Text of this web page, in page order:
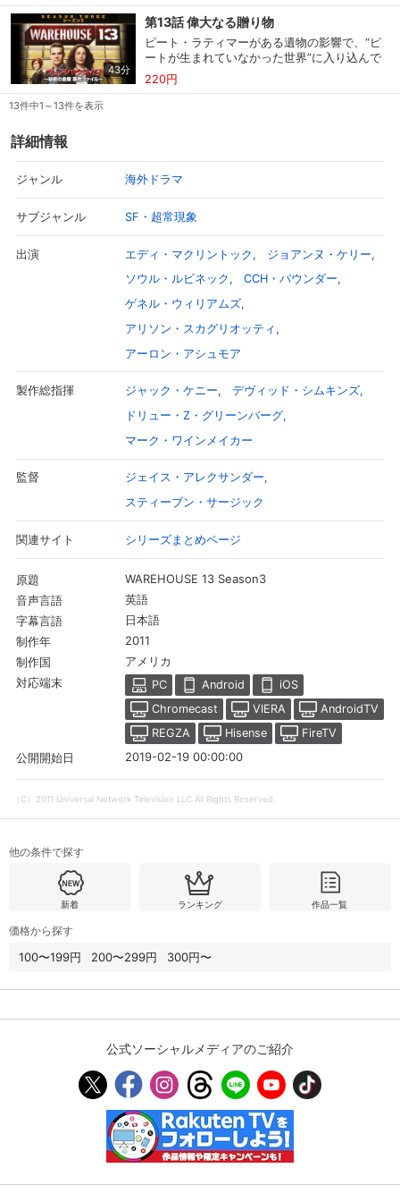
視聴デバイス一覧
スマホなどでRakuten TVを視聴する際のデ
バイス連携の設定ができます。
パスコード設定
視聴年齢制限の変更時にパスコード入力が
メルマガ
定額見放題解約
定額見放題コンテンツの解約はこちらから
可能です。
何も心配ないと言うが…。スティーブはバーで
落ち込んでいる。クレジットカードの支払いを
拒否されて、酒代も払えないのだ。そんなステ
ィーブに接近するマーカス・ダイアモンド。仲
間に加わらないかと誘いをかける。弱気になっ
43分
第13話 偉大なる贈り物
ピート・ラティマーがある遺物の影響で、“ピ
ートが生まれていなかった世界”に入り込んで
しまう。過去に葬ったはずの宿敵を退治し、皆
の人生を元に戻すには？“第13倉庫”の仲間を探
を手本にしたクリスマス特別編。
220円
13件中1～13件を表示
詳細情報
ジャンル 海外ドラマ
サブジャンル SF・超常現象
出演 エディ・マクリントック
ジョアンヌ・ケリー
ソウル・ルビネック
CCH・パウンダー
ゲネル・ウィリアムズ
アリソン・スカグリオッティ
アーロン・アシュモア
製作総指揮 ジャック・ケニー
デヴィッド・シムキンズ
ドリュー・Z・グリーンバーグ
マーク・ワインメイカー
監督
ジェイス・アレクサンダー
スティーブン・サージック
関連サイト シリーズまとめページ
原題 WAREHOUSE 13 Season3
音声言語 英語
字幕言語 日本語
制作年 2011
制作国 アメリカ
対応端末 PC Android
iOS
Chromecast
VIERA
AndroidTV
REGZA
Hisense
FireTV
公開開始日
2019-02-19 00:00:00
（C）2011 Universal Network Television LLC All Rights Reserved.
他の条件で探す
新着 ランキング 作品一覧
価格から探す
100〜199円 200〜299円 300円〜
公式ソーシャルメディアのご紹介